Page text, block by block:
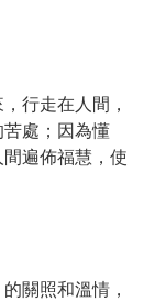
行走在人間，
處；因為懂
遍佈福慧，使
關照和溫情，